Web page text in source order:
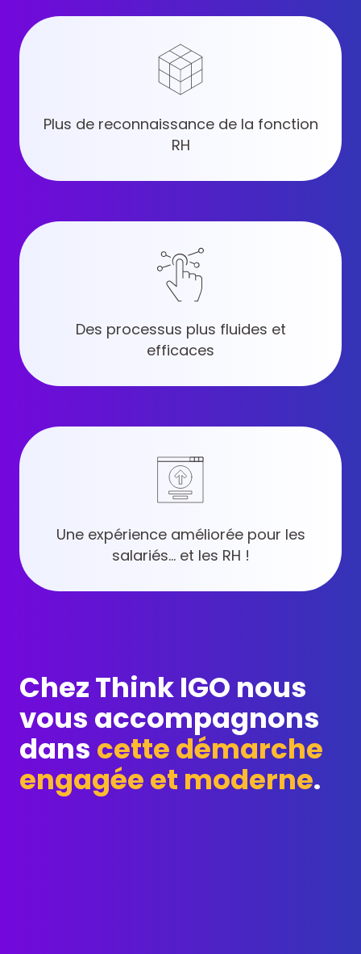
Plus de reconnaissance de la fonction
RH
Des processus plus fluides et
efficaces
Une expérience améliorée pour les
salariés… et les RH !
Chez Think IGO nous
vous accompagnons
dans cette démarche
engagée et moderne.